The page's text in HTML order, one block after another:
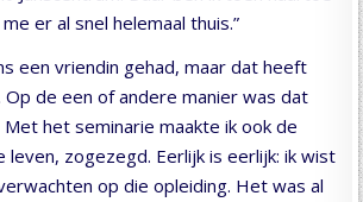
er al snel helemaal thuis.”
een vriendin gehad, maar dat heeft
Op de een of andere manier was dat
Met het seminarie maakte ik ook de
leven, zogezegd. Eerlijk is eerlijk: ik wist
op die opleiding. Het was al